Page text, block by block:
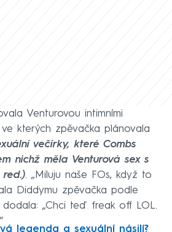
Venturovou intimními
kterých zpěvačka plánovala
večírky, které Combs
nichž měla Venturová sex s
red.). „Miluju naše FOs, když to
Diddymu zpěvačka podle
dodala: „Chci teď freak off LOL.
legenda a sexuální násilí?